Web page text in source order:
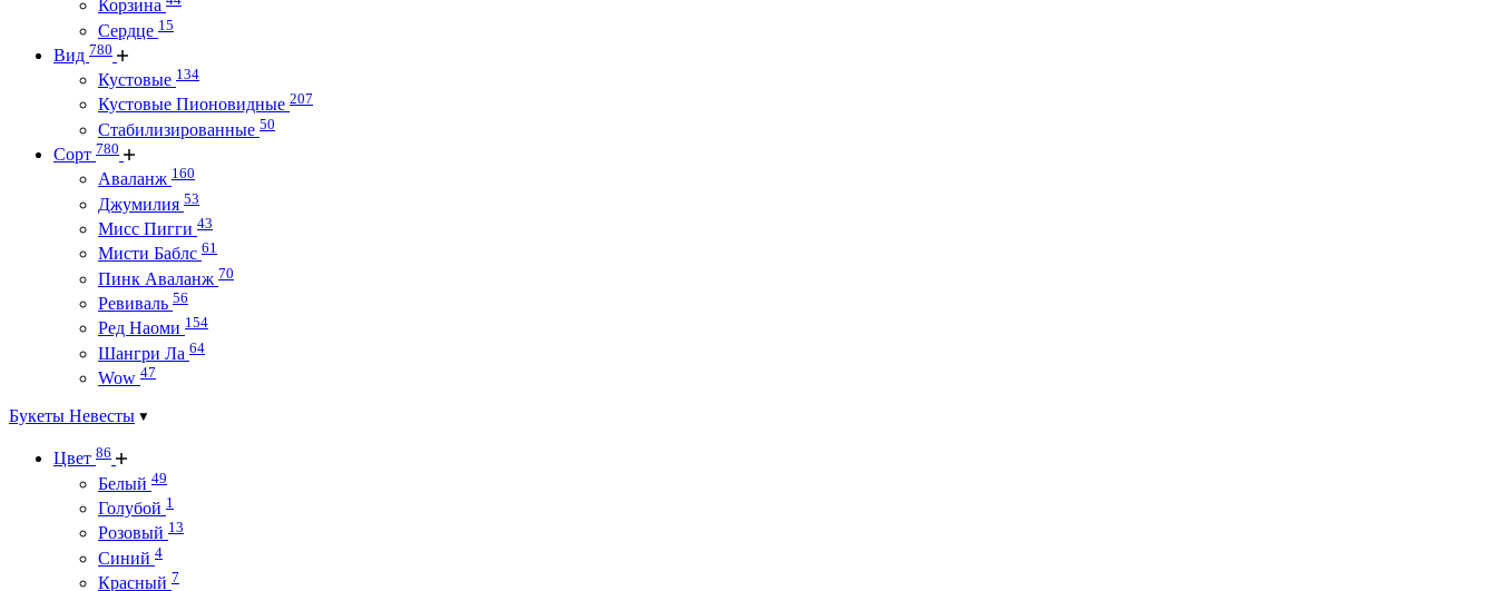
Корзина
Сердце 15
Вид 780
Кустовые 134
Кустовые Пионовидные 207
Стабилизированные 50
Сорт 780
Аваланж 160
Джумилия 53
Мисс Пигги 43
Мисти Баблс 61
Пинк Аваланж 70
Ревиваль 56
Ред Наоми 154
Шангри Ла 64
Wow 47
Букеты Невесты
Цвет 86
Белый 49
Голубой 1
Розовый 13
Синий 4
Красный 7